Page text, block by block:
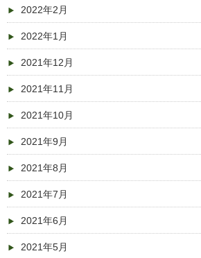
2022年2月
2022年1月
2021年12月
2021年11月
2021年10月
2021年9月
2021年8月
2021年7月
2021年6月
2021年5月